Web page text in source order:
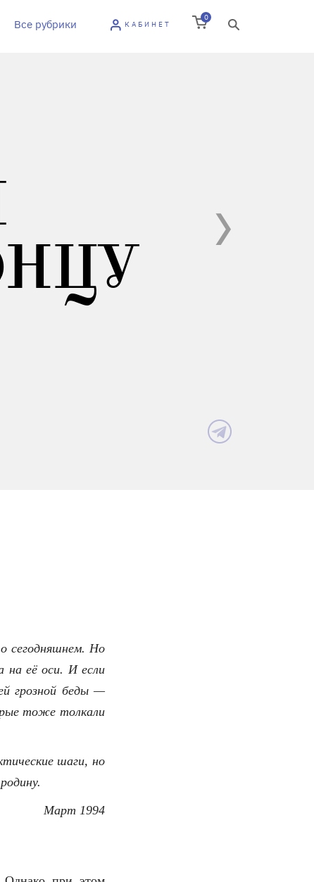
Все рубрики КАБИНЕТ
0
сегодняшнем. Но
её оси. И если
грозной беды —
тоже толкали
шаги, но
Март 1994